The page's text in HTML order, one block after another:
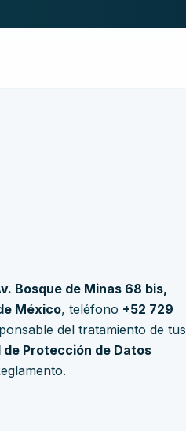
Bosque de Minas 68 bis,
México, teléfono +52 729
del tratamiento de tus
de Protección de Datos